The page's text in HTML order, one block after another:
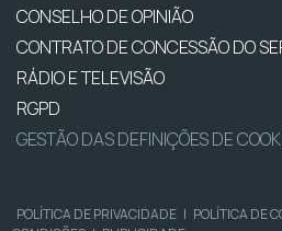
CONSELHO DE OPINIÃO
CONTRATO DE CONCESSÃO DO
RÁDIO E TELEVISÃO
RGPD
GESTÃO DAS DEFINIÇÕES DE
POLÍTICA DE PRIVACIDADE | POLÍTICA DE